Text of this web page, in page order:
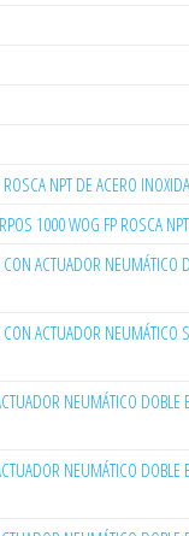
NPT DE ACERO
1000 WOG FP ROSCA
ACTUADOR NEUMÁTICO
ACTUADOR NEUMÁTICO
NEUMÁTICO DOBLE
NEUMÁTICO DOBLE